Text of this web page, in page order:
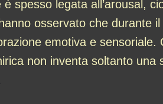
spesso legata all’arousal,
osservato che durante
emotiva e
non inventa soltanto una